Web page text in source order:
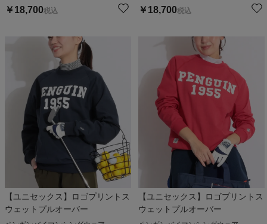
￥ 18,700税込 ￥ 18,700税込
【ユニセックス】ロゴプリントス
ウェットプルオーバー
【ユニセックス】ロゴプリントス
ウェットプルオーバー